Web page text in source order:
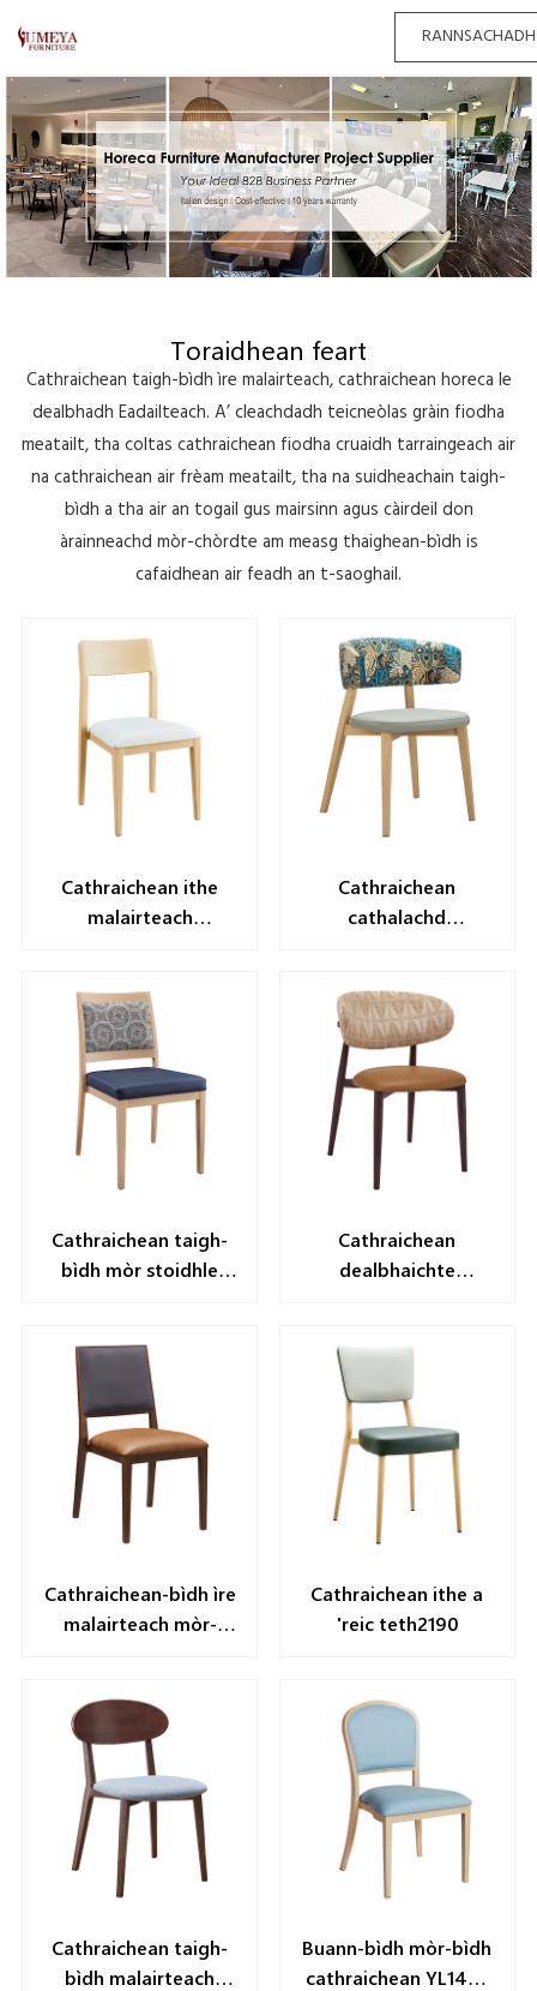
RANNSACHADH
Toraidhean feart
Cathraichean taigh-bìdh ìre malairteach, cathraichean horeca le
dealbhadh Eadailteach. A’ cleachdadh teicneòlas gràin fiodha
meatailt, tha coltas cathraichean fiodha cruaidh tarraingeach air
na cathraichean air frèam meatailt, tha na suidheachain taigh-
bìdh a tha air an togail gus mairsinn agus càirdeil don
àrainneachd mòr-chòrdte am measg thaighean-bìdh is
cafaidhean air feadh an t-saoghail.
Cathraichean ithe
malairteach
Cathraichean
cathalachd
Cathraichean taigh-
bìdh mòr stoidhle
Cathraichean
dealbhaichte
YL1645
Cathraichean-bìdh ìre
malairteach mòr-
Cathraichean ithe a
'reic teth2190
Cathraichean taigh-
bìdh malairteach
Buann-bìdh mòr-bìdh
cathraichean YL1453